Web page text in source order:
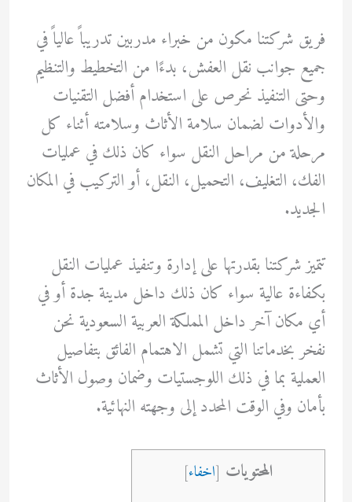
فريق شركتنا مكون من خبراء مدربين تدريباً عالياً في
جميع جوانب نقل العفش، بدءًا من التخطيط والتنظيم
وحتى التنفيذ نحرص على استخدام أفضل التقنيات
والأدوات لضمان سلامة الأثاث وسلامته أثناء كل
مرحلة من مراحل النقل سواء كان ذلك في عمليات
الفك، التغليف، التحميل، النقل، أو التركيب في المكان
الجديد.
تتميز شركتنا بقدرتها على إدارة وتنفيذ عمليات النقل
بكفاءة عالية سواء كان ذلك داخل مدينة جدة أو في
أي مكان آخر داخل المملكة العربية السعودية نحن
نفخر بخدماتنا التي تشمل الاهتمام الفائق بتفاصيل
العملية بما في ذلك اللوجستيات وضمان وصول الأثاث
بأمان وفي الوقت المحدد إلى وجهته النهائية.
المحتويات [اخفاء]